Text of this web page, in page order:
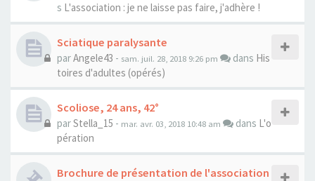
s L'association : je ne laisse pas faire, j'adhère !
Sciatique paralysante
parAngele43 - sam. juil. 28, 2018 9:26 pm dans His
toires d'adultes (opérés)
Scoliose, 24 ans, 42°
parStella_15 - mar. avr. 03, 2018 10:48 am dans L'o
pération
Brochure de présentation de l'association